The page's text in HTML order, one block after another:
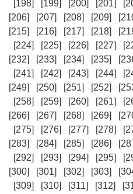
[198]
[199] [200] [201]
[206]
[207] [208] [209]
[215]
[216] [217] [218]
[224]
[225] [226] [227]
[232]
[233] [234] [235]
[241]
[242] [243] [244]
[249]
[250] [251] [252]
[258]
[259] [260] [261]
[266]
[267] [268] [269]
[275]
[276] [277] [278]
[283]
[284] [285] [286]
[292]
[293] [294] [295]
[300]
[301] [302] [303]
[309]
[310] [311] [312]